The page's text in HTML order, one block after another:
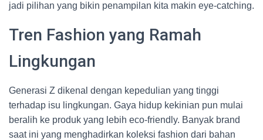
jadi pilihan yang bikin penampilan kita makin eye-catching.
Tren Fashion yang Ramah
Lingkungan
Generasi Z dikenal dengan kepedulian yang tinggi
terhadap isu lingkungan. Gaya hidup kekinian pun mulai
beralih ke produk yang lebih eco-friendly. Banyak brand
saat ini yang menghadirkan koleksi fashion dari bahan